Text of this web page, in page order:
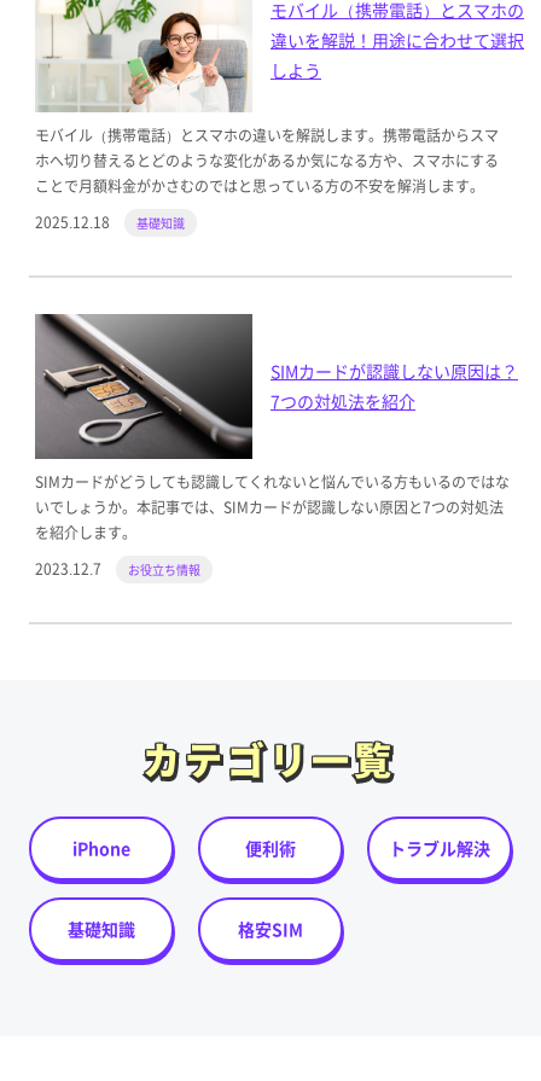
モバイル（携帯電話）とスマホの
違いを解説！用途に合わせて選択
しよう
モバイル（携帯電話）とスマホの違いを解説します。携帯電話からスマ
ホへ切り替えるとどのような変化があるか気になる方や、スマホにする
ことで月額料金がかさむのではと思っている方の不安を解消します。
2025.12.18
基礎知識
SIMカードが認識しない原因は？
7つの対処法を紹介
SIMカードがどうしても認識してくれないと悩んでいる方もいるのではな
いでしょうか。本記事では、SIMカードが認識しない原因と7つの対処法
を紹介します。
2023.12.7
お役立ち情報
カテゴリ一覧
カテゴリ一覧
iPhone 便利術 トラブル解決
基礎知識 格安SIM